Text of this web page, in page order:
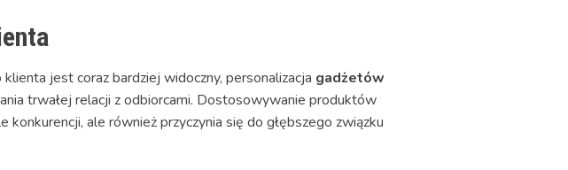
jest coraz bardziej widoczny, personalizacja gadżetów
trwałej relacji z odbiorcami. Dostosowywanie produktów
ale również przyczynia się do głębszego związku